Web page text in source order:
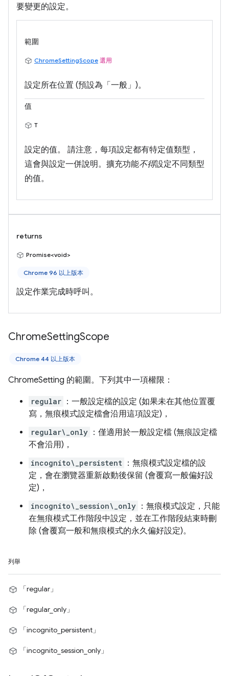
要變更的設定。
範圍
ChromeSettingScope 選用
設定所在位置 (預設為「一般」)。
值
T
設定的值。 請注意，每項設定都有特定值類型，
這會與設定一併說明。擴充功能不得設定不同類型
的值。
returns
Promise<void>
Chrome 96 以上版本
設定作業完成時呼叫。
ChromeSettingScope
Chrome 44 以上版本
ChromeSetting 的範圍。下列其中一項權限：
regular ：一般設定檔的設定 (如果未在其他位置覆
寫，無痕模式設定檔會沿用這項設定)，
regular\_only ：僅適用於一般設定檔 (無痕設定檔
不會沿用)，
incognito\_persistent ：無痕模式設定檔的設
定，會在瀏覽器重新啟動後保留 (會覆寫一般偏好設
定)，
incognito\_session\_only ：無痕模式設定，只能
在無痕模式工作階段中設定，並在工作階段結束時刪
除 (會覆寫一般和無痕模式的永久偏好設定)。
列舉
「regular」
「regular_only」
「incognito_persistent」
「incognito_session_only」